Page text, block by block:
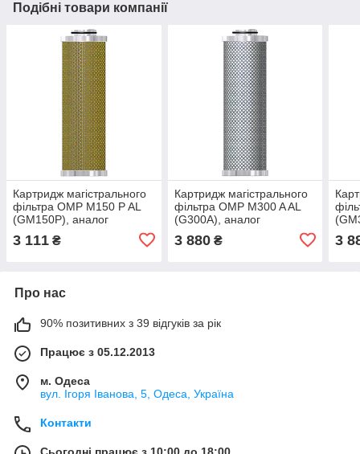
Подібні товари компанії
Картридж магістрального
фільтра OMP M150 P AL
(GM150P), аналог
Drytec, Ozen
3 111 ₴
Картридж магістрального
фільтра OMP M300 A AL
(G300A), аналог
Drytec, Ozen
3 880₴ 3
Про нас
90% позитивних з 39 відгуків за рік
Працює з 05.12.2013
м. Одеса
вул. Ігоря Іванова, 5, Одеса, Україна
Контакти